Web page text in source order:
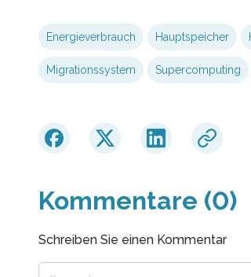
Energieverbrauch Hauptspeicher
Migrationssystem Supercomputing
Kommentare (0)
Schreiben Sie einen Kommentar